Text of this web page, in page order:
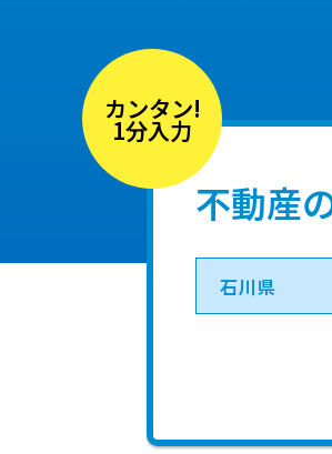
カンタン!
1分入力
不動産